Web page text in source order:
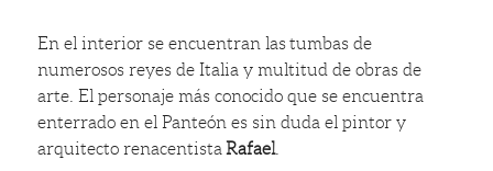
En el interior se encuentran las tumbas de
numerosos reyes de Italia y multitud de obras de
arte. El personaje más conocido que se encuentra
enterrado en el Panteón es sin duda el pintor y
arquitecto renacentista Rafael.